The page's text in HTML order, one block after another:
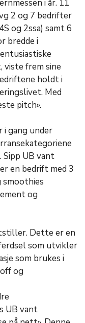
i år. 11
2 og 7 bedrifter
og 2ssa) samt 6
bredde i
viste frem sine
holdt i
Med
pitch».
gang under
Sipp UB vant
en bedrift med 3
og
Dette er en
som utvikler
som brukes i
og
UB vant